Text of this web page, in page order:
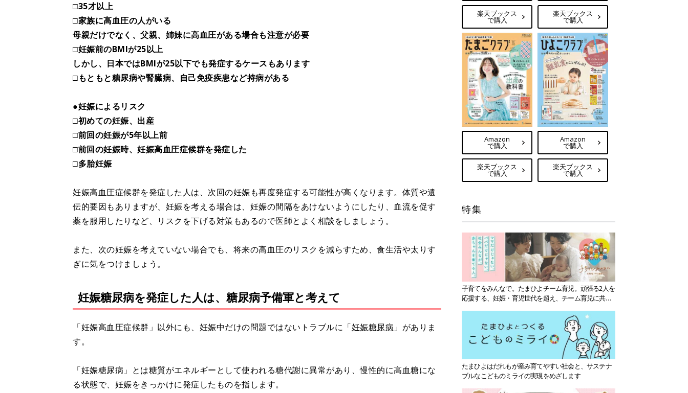
□35才以上
□家族に高血圧の人がいる
母親だけでなく、父親、姉妹に高血圧がある場合も注意が必要
□妊娠前のBMIが25以上
しかし、日本ではBMIが25以下でも発症するケースもあります
□もともと糖尿病や腎臓病、自己免疫疾患など持病がある
●妊娠によるリスク
□初めての妊娠、出産
□前回の妊娠が5年以上前
□前回の妊娠時、妊娠高血圧症候群を発症した
□多胎妊娠
妊娠高血圧症候群を発症した人は、次回の妊娠も再度発症する可能性が高くなります。体質や遺
伝的要因もありますが、妊娠を考える場合は、妊娠の間隔をあけないようにしたり、血流を促す
薬を服用したりなど、リスクを下げる対策もあるので医師とよく相談をしましょう。
また、次の妊娠を考えていない場合でも、将来の高血圧のリスクを減らすため、食生活や太りす
ぎに気をつけましょう。
妊娠糖尿病を発症した人は、糖尿病予備軍と考えて
「妊娠高血圧症候群」以外にも、妊娠中だけの問題ではないトラブルに「妊娠糖尿病 」がありま
す。
「妊娠糖尿病」とは糖質がエネルギーとして使われる糖代謝に異常があり、慢性的に高血糖にな
る状態で、妊娠をきっかけに発症したものを指します。
楽天ブックス
で購入
楽天ブックス
で購入
Amazon
で購入
楽天ブックス
で購入
Amazon
で購入
楽天ブックス
で購入
特集
子育てをみんなで。たまひよチーム育児。頑張る2人を
応援する、妊娠・育児世代を超え、チーム育児に共感
たまひよはだれもが産み育てやすい社会と、サステナ
ブルなこどものミライの実現をめざします